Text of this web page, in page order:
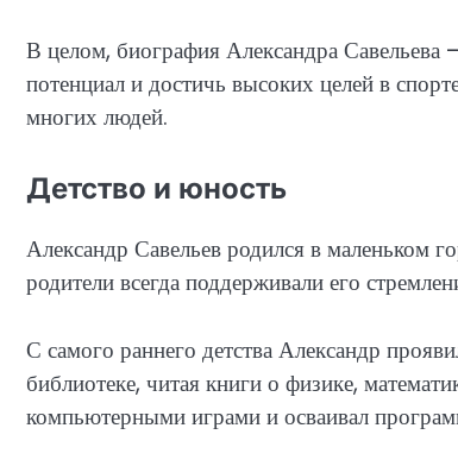
В целом, биография Александра Савельева
потенциал и достичь высоких целей в
многих людей.
Детство и юность
Александр Савельев родился в маленьком
родители всегда поддерживали его
С самого раннего детства Александр
библиотеке, читая книги о физике,
компьютерными играми и осваивал